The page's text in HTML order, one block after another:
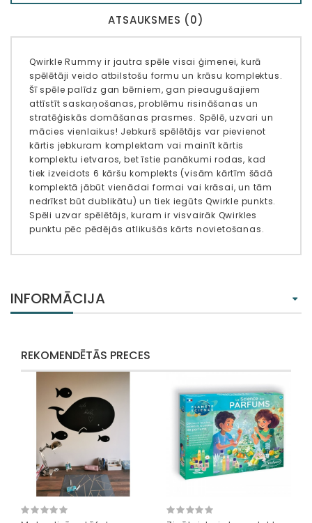
ATSAUKSMES (0)
Qwirkle Rummy ir jautra spēle visai ģimenei, kurā
spēlētāji veido atbilstošu formu un krāsu komplektus.
Šī spēle palīdz gan bērniem, gan pieaugušajiem
attīstīt saskaņošanas, problēmu risināšanas un
stratēģiskās domāšanas prasmes. Spēlē, uzvari un
mācies vienlaikus! Jebkurš spēlētājs var pievienot
kārtis jebkuram komplektam vai mainīt kārtis
komplektu ietvaros, bet īstie panākumi rodas, kad
tiek izveidots 6 kāršu komplekts (visām kārtīm šādā
komplektā jābūt vienādai formai vai krāsai, un tām
nedrīkst būt dublikātu) un tiek iegūts Qwirkle punkts.
Spēli uzvar spēlētājs, kuram ir visvairāk Qwirkles
punktu pēc pēdējās atlikušās kārts novietošanas.
INFORMĀCIJA
REKOMENDĒTĀS PRECES